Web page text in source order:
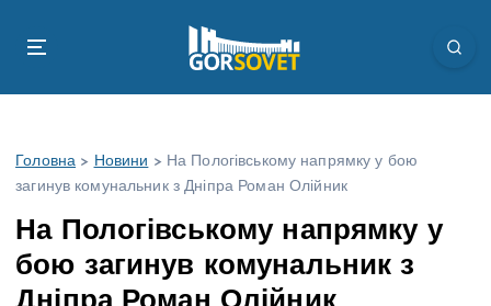
Головна > Новини > На Пологівському напрямку у бою
загинув комунальник з Дніпра Роман Олійник
На Пологівському напрямку у
бою загинув комунальник з